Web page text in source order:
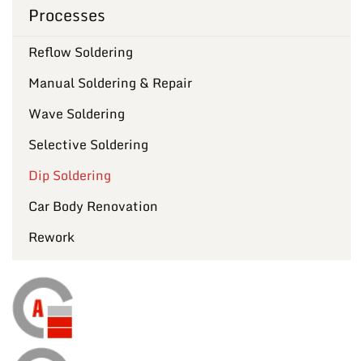
Processes
Reflow Soldering
Manual Soldering & Repair
Wave Soldering
Selective Soldering
Dip Soldering
Car Body Renovation
Rework